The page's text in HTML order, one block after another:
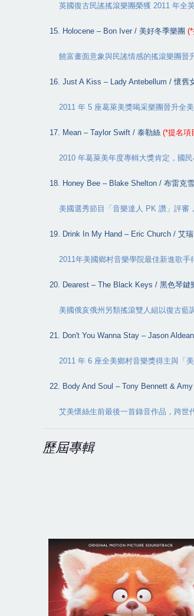
英國復古民謠搖滾樂團榮獲 2011 年全
15. Holocene – Bon Iver / 美好冬季樂團 (*
饒富畫面意象與民謠情感的搖滾樂團晉
16. Just A Kiss – Lady Antebellum /懷舊
2011 年 5 座葛萊美獎喝采樂團晉升全
17. Mean – Taylor Swift / 泰勒絲 (*提名項
2010 年葛萊美年度專輯大獎肯定，國
18. Honey Bee – Blake Shelton / 布雷克
美國選秀節目「音樂達人 PK 讚」評審
19. Drink In My Hand – Eric Church / 艾
2011年美國鄉村音樂學院最佳新進歌
20. Dearest – The Black Keys / 黑色琴鍵
美國俄亥俄州另類搖滾雙人組以復古藍
21. Don't You Wanna Stay – Jason
2011 年 6 座全美鄉村音樂獎得主與「
22. Body And Soul – Tony Bennett &
艾美懷絲生前最後一首錄音作品，跨世
歷屆專輯